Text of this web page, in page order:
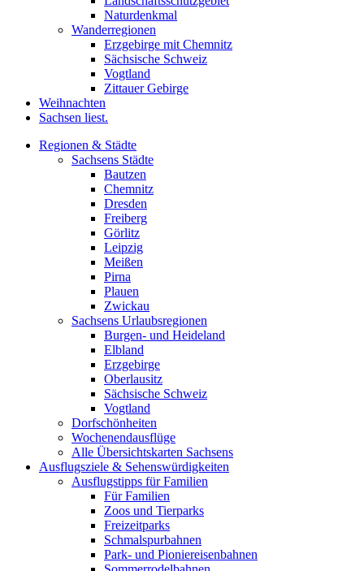
Naturdenkmal
Wanderregionen
Erzgebirge mit Chemnitz
Sächsische Schweiz
Vogtland
Zittauer Gebirge
Weihnachten
Sachsen liest.
Regionen & Städte
Sachsens Städte
Bautzen
Chemnitz
Dresden
Freiberg
Görlitz
Leipzig
Meißen
Pirna
Plauen
Zwickau
Sachsens Urlaubsregionen
Burgen- und Heideland
Elbland
Erzgebirge
Oberlausitz
Sächsische Schweiz
Vogtland
Dorfschönheiten
Wochenendausflüge
Alle Übersichtskarten Sachsens
Ausflugsziele & Sehenswürdigkeiten
Ausflugstipps für Familien
Für Familien
Zoos und Tierparks
Freizeitparks
Schmalspurbahnen
Park- und Pioniereisenbahnen